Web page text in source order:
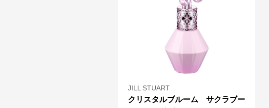
JILL STUART
クリスタルブルーム サクラブー